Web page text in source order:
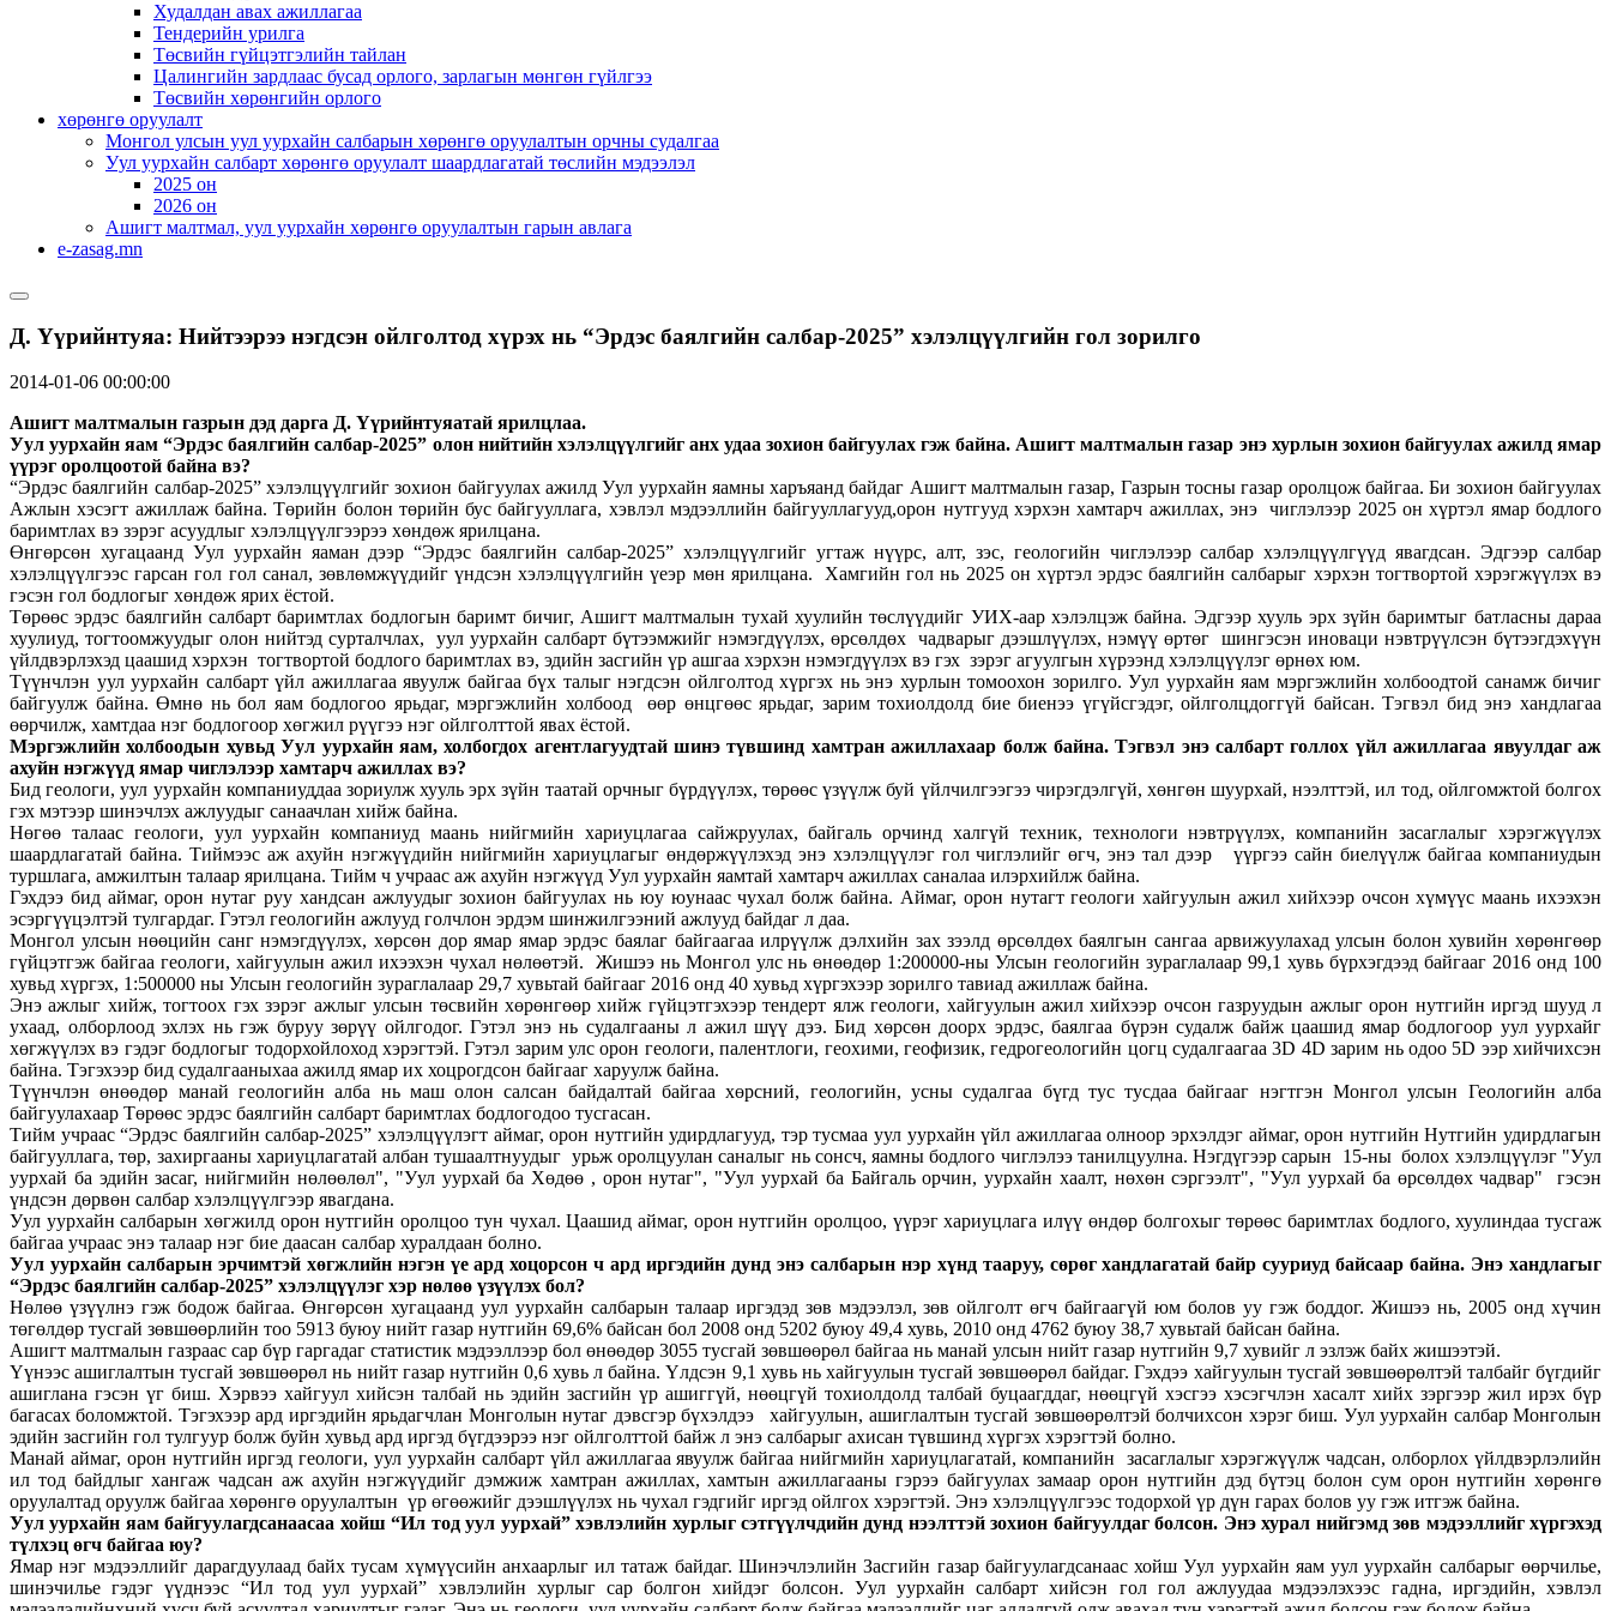
Худалдан авах ажиллагаа
Тендерийн урилга
Төсвийн гүйцэтгэлийн тайлан
Цалингийн зардлаас бусад орлого, зарлагын мөнгөн гүйлгээ
Төсвийн хөрөнгийн орлого
хөрөнгө оруулалт
Монгол улсын уул уурхайн салбарын хөрөнгө оруулалтын орчны судалгаа
Уул уурхайн салбарт хөрөнгө оруулалт шаардлагатай төслийн мэдээлэл
2025 он
2026 он
Ашигт малтмал, уул уурхайн хөрөнгө оруулалтын гарын авлага
e-zasag.mn
Д. Үүрийнтуяа: Нийтээрээ нэгдсэн ойлголтод хүрэх нь “Эрдэс баялгийн салбар-2025” хэлэлцүүлгийн гол зорилго
2014-01-06 00:00:00
Ашигт малтмалын газрын дэд дарга Д. Үүрийнтуяатай ярилцлаа.
Уул уурхайн яам “Эрдэс баялгийн салбар-2025” олон нийтийн хэлэлцүүлгийг анх удаа зохион байгуулах гэж байна. Ашигт малтмалын газар энэ хурлын зохион байгуулах ажилд ямар
үүрэг оролцоотой байна вэ?
“Эрдэс баялгийн салбар-2025” хэлэлцүүлгийг зохион байгуулах ажилд Уул уурхайн яамны харъяанд байдаг Ашигт малтмалын газар, Газрын тосны газар оролцож байгаа. Би зохион байгуулах
Ажлын хэсэгт ажиллаж байна. Төрийн болон төрийн бус байгууллага, хэвлэл мэдээллийн байгууллагууд,орон нутгууд хэрхэн хамтарч ажиллах, энэ чиглэлээр 2025 он хүртэл ямар бодлого
баримтлах вэ зэрэг асуудлыг хэлэлцүүлгээрээ хөндөж ярилцана.
Өнгөрсөн хугацаанд Уул уурхайн яаман дээр “Эрдэс баялгийн салбар-2025” хэлэлцүүлгийг угтаж нүүрс, алт, зэс, геологийн чиглэлээр салбар хэлэлцүүлгүүд явагдсан. Эдгээр салбар
хэлэлцүүлгээс гарсан гол гол санал, зөвлөмжүүдийг үндсэн хэлэлцүүлгийн үеэр мөн ярилцана. Хамгийн гол нь 2025 он хүртэл эрдэс баялгийн салбарыг хэрхэн тогтвортой хэрэгжүүлэх вэ
гэсэн гол бодлогыг хөндөж ярих ёстой.
Төрөөс эрдэс баялгийн салбарт баримтлах бодлогын баримт бичиг, Ашигт малтмалын тухай хуулийн төслүүдийг УИХ-аар хэлэлцэж байна. Эдгээр хууль эрх зүйн баримтыг батласны дараа
хуулиуд, тогтоомжуудыг олон нийтэд сурталчлах, уул уурхайн салбарт бүтээмжийг нэмэгдүүлэх, өрсөлдөх чадварыг дээшлүүлэх, нэмүү өртөг шингэсэн иноваци нэвтрүүлсэн бүтээгдэхүүн
үйлдвэрлэхэд цаашид хэрхэн тогтвортой бодлого баримтлах вэ, эдийн засгийн үр ашгаа хэрхэн нэмэгдүүлэх вэ гэх зэрэг агуулгын хүрээнд хэлэлцүүлэг өрнөх юм.
Түүнчлэн уул уурхайн салбарт үйл ажиллагаа явуулж байгаа бүх талыг нэгдсэн ойлголтод хүргэх нь энэ хурлын томоохон зорилго. Уул уурхайн яам мэргэжлийн холбоодтой санамж бичиг
байгуулж байна. Өмнө нь бол яам бодлогоо ярьдаг, мэргэжлийн холбоод өөр өнцгөөс ярьдаг, зарим тохиолдолд бие биенээ үгүйсгэдэг, ойлголцдоггүй байсан. Тэгвэл бид энэ хандлагаа
өөрчилж, хамтдаа нэг бодлогоор хөгжил рүүгээ нэг ойлголттой явах ёстой.
Мэргэжлийн холбоодын хувьд Уул уурхайн яам, холбогдох агентлагуудтай шинэ түвшинд хамтран ажиллахаар болж байна. Тэгвэл энэ салбарт голлох үйл ажиллагаа явуулдаг аж
ахуйн нэгжүүд ямар чиглэлээр хамтарч ажиллах вэ?
Бид геологи, уул уурхайн компаниуддаа зориулж хууль эрх зүйн таатай орчныг бүрдүүлэх, төрөөс үзүүлж буй үйлчилгээгээ чирэгдэлгүй, хөнгөн шуурхай, нээлттэй, ил тод, ойлгомжтой болгох
гэх мэтээр шинэчлэх ажлуудыг санаачлан хийж байна.
Нөгөө талаас геологи, уул уурхайн компаниуд маань нийгмийн хариуцлагаа сайжруулах, байгаль орчинд халгүй техник, технологи нэвтрүүлэх, компанийн засаглалыг хэрэгжүүлэх
шаардлагатай байна. Тиймээс аж ахуйн нэгжүүдийн нийгмийн хариуцлагыг өндөржүүлэхэд энэ хэлэлцүүлэг гол чиглэлийг өгч, энэ тал дээр үүргээ сайн биелүүлж байгаа компаниудын
туршлага, амжилтын талаар ярилцана. Тийм ч учраас аж ахуйн нэгжүүд Уул уурхайн яамтай хамтарч ажиллах саналаа илэрхийлж байна.
Гэхдээ бид аймаг, орон нутаг руу хандсан ажлуудыг зохион байгуулах нь юу юунаас чухал болж байна. Аймаг, орон нутагт геологи хайгуулын ажил хийхээр очсон хүмүүс маань ихээхэн
эсэргүүцэлтэй тулгардаг. Гэтэл геологийн ажлууд голчлон эрдэм шинжилгээний ажлууд байдаг л даа.
Монгол улсын нөөцийн санг нэмэгдүүлэх, хөрсөн дор ямар ямар эрдэс баялаг байгаагаа илрүүлж дэлхийн зах зээлд өрсөлдөх баялгын сангаа арвижуулахад улсын болон хувийн хөрөнгөөр
гүйцэтгэж байгаа геологи, хайгуулын ажил ихээхэн чухал нөлөөтэй. Жишээ нь Монгол улс нь өнөөдөр 1:200000-ны Улсын геологийн зураглалаар 99,1 хувь бүрхэгдээд байгааг 2016 онд 100
хувьд хүргэх, 1:500000 ны Улсын геологийн зураглалаар 29,7 хувьтай байгааг 2016 онд 40 хувьд хүргэхээр зорилго тавиад ажиллаж байна.
Энэ ажлыг хийж, тогтоох гэх зэрэг ажлыг улсын төсвийн хөрөнгөөр хийж гүйцэтгэхээр тендерт ялж геологи, хайгуулын ажил хийхээр очсон газруудын ажлыг орон нутгийн иргэд шууд л
ухаад, олборлоод эхлэх нь гэж буруу зөрүү ойлгодог. Гэтэл энэ нь судалгааны л ажил шүү дээ. Бид хөрсөн доорх эрдэс, баялгаа бүрэн судалж байж цаашид ямар бодлогоор уул уурхайг
хөгжүүлэх вэ гэдэг бодлогыг тодорхойлоход хэрэгтэй. Гэтэл зарим улс орон геологи, палентлоги, геохими, геофизик, гедрогеологийн цогц судалгаагаа 3D 4D зарим нь одоо 5D ээр хийчихсэн
байна. Тэгэхээр бид судалгааныхаа ажилд ямар их хоцрогдсон байгааг харуулж байна.
Түүнчлэн өнөөдөр манай геологийн алба нь маш олон салсан байдалтай байгаа хөрсний, геологийн, усны судалгаа бүгд тус тусдаа байгааг нэгтгэн Монгол улсын Геологийн алба
байгуулахаар Төрөөс эрдэс баялгийн салбарт баримтлах бодлогодоо тусгасан.
Тийм учраас “Эрдэс баялгийн салбар-2025” хэлэлцүүлэгт аймаг, орон нутгийн удирдлагууд, тэр тусмаа уул уурхайн үйл ажиллагаа олноор эрхэлдэг аймаг, орон нутгийн Нутгийн удирдлагын
байгууллага, төр, захиргааны хариуцлагатай албан тушаалтнуудыг урьж оролцуулан саналыг нь сонсч, яамны бодлого чиглэлээ танилцуулна. Нэгдүгээр сарын 15-ны болох хэлэлцүүлэг "Уул
уурхай ба эдийн засаг, нийгмийн нөлөөлөл", "Уул уурхай ба Хөдөө , орон нутаг", "Уул уурхай ба Байгаль орчин, уурхайн хаалт, нөхөн сэргээлт", "Уул уурхай ба өрсөлдөх чадвар" гэсэн
үндсэн дөрвөн салбар хэлэлцүүлгээр явагдана.
Уул уурхайн салбарын хөгжилд орон нутгийн оролцоо тун чухал. Цаашид аймаг, орон нутгийн оролцоо, үүрэг хариуцлага илүү өндөр болгохыг төрөөс баримтлах бодлого, хуулиндаа тусгаж
байгаа учраас энэ талаар нэг бие даасан салбар хуралдаан болно.
Уул уурхайн салбарын эрчимтэй хөгжлийн нэгэн үе ард хоцорсон ч ард иргэдийн дунд энэ салбарын нэр хүнд тааруу, сөрөг хандлагатай байр сууриуд байсаар байна. Энэ хандлагыг
“Эрдэс баялгийн салбар-2025” хэлэлцүүлэг хэр нөлөө үзүүлэх бол?
Нөлөө үзүүлнэ гэж бодож байгаа. Өнгөрсөн хугацаанд уул уурхайн салбарын талаар иргэдэд зөв мэдээлэл, зөв ойлголт өгч байгаагүй юм болов уу гэж боддог. Жишээ нь, 2005 онд хүчин
төгөлдөр тусгай зөвшөөрлийн тоо 5913 буюу нийт газар нутгийн 69,6% байсан бол 2008 онд 5202 буюу 49,4 хувь, 2010 онд 4762 буюу 38,7 хувьтай байсан байна.
Ашигт малтмалын газраас сар бүр гаргадаг статистик мэдээллээр бол өнөөдөр 3055 тусгай зөвшөөрөл байгаа нь манай улсын нийт газар нутгийн 9,7 хувийг л эзлэж байх жишээтэй.
Үүнээс ашиглалтын тусгай зөвшөөрөл нь нийт газар нутгийн 0,6 хувь л байна. Үлдсэн 9,1 хувь нь хайгуулын тусгай зөвшөөрөл байдаг. Гэхдээ хайгуулын тусгай зөвшөөрөлтэй талбайг бүгдийг
ашиглана гэсэн үг биш. Хэрвээ хайгуул хийсэн талбай нь эдийн засгийн үр ашиггүй, нөөцгүй тохиолдолд талбай буцаагддаг, нөөцгүй хэсгээ хэсэгчлэн хасалт хийх зэргээр жил ирэх бүр
багасах боломжтой. Тэгэхээр ард иргэдийн ярьдагчлан Монголын нутаг дэвсгэр бүхэлдээ хайгуулын, ашиглалтын тусгай зөвшөөрөлтэй болчихсон хэрэг биш. Уул уурхайн салбар Монголын
эдийн засгийн гол тулгуур болж буйн хувьд ард иргэд бүгдээрээ нэг ойлголттой байж л энэ салбарыг ахисан түвшинд хүргэх хэрэгтэй болно.
Манай аймаг, орон нутгийн иргэд геологи, уул уурхайн салбарт үйл ажиллагаа явуулж байгаа нийгмийн хариуцлагатай, компанийн засаглалыг хэрэгжүүлж чадсан, олборлох үйлдвэрлэлийн
ил тод байдлыг хангаж чадсан аж ахуйн нэгжүүдийг дэмжиж хамтран ажиллах, хамтын ажиллагааны гэрээ байгуулах замаар орон нутгийн дэд бүтэц болон сум орон нутгийн хөрөнгө
оруулалтад оруулж байгаа хөрөнгө оруулалтын үр өгөөжийг дээшлүүлэх нь чухал гэдгийг иргэд ойлгох хэрэгтэй. Энэ хэлэлцүүлгээс тодорхой үр дүн гарах болов уу гэж итгэж байна.
Уул уурхайн яам байгуулагдсанаасаа хойш “Ил тод уул уурхай” хэвлэлийн хурлыг сэтгүүлчдийн дунд нээлттэй зохион байгуулдаг болсон. Энэ хурал нийгэмд зөв мэдээллийг хүргэхэд
түлхэц өгч байгаа юу?
Ямар нэг мэдээллийг дарагдуулаад байх тусам хүмүүсийн анхаарлыг ил татаж байдаг. Шинэчлэлийн Засгийн газар байгуулагдсанаас хойш Уул уурхайн яам уул уурхайн салбарыг өөрчилье,
шинэчилье гэдэг үүднээс “Ил тод уул уурхай” хэвлэлийн хурлыг сар болгон хийдэг болсон. Уул уурхайн салбарт хийсэн гол гол ажлуудаа мэдээлэхээс гадна, иргэдийн, хэвлэл